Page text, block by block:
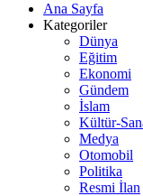
Ana Sayfa
Kategoriler
Dünya
Eğitim
Ekonomi
Gündem
İslam
Kültür-
Medya
Otomobil
Politika
Resmi İlan